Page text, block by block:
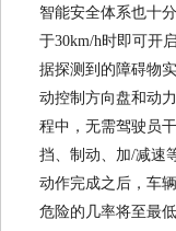
智能安全体系也十
于30km/h时即可开
据探测到的障碍物
动控制方向盘和动
程中，无需驾驶员
挡、制动、加/减速
动作完成之后，车
危险的几率将至最